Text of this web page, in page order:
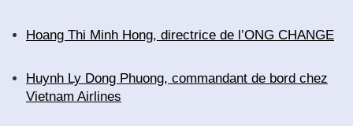
Hoang Thi Minh Hong, directrice de l’ONG CHANGE
Huynh Ly Dong Phuong, commandant de bord chez
Vietnam Airlines